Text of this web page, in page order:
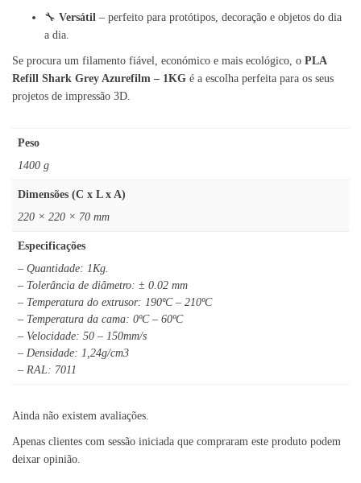
🔧 Versátil – perfeito para protótipos, decoração e objetos do dia
a dia.
Se procura um filamento fiável, económico e mais ecológico, o PLA
Refill Shark Grey Azurefilm – 1KG é a escolha perfeita para os seus
projetos de impressão 3D.
Peso
1400 g
Dimensões (C x L x A)
220 × 220 × 70 mm
Especificações
– Quantidade: 1Kg.
– Tolerância de diâmetro: ± 0.02 mm
– Temperatura do extrusor: 190ºC – 210ºC
– Temperatura da cama: 0ºC – 60ºC
– Velocidade: 50 – 150mm/s
– Densidade: 1,24g/cm3
– RAL: 7011
Ainda não existem avaliações.
Apenas clientes com sessão iniciada que compraram este produto podem
deixar opinião.